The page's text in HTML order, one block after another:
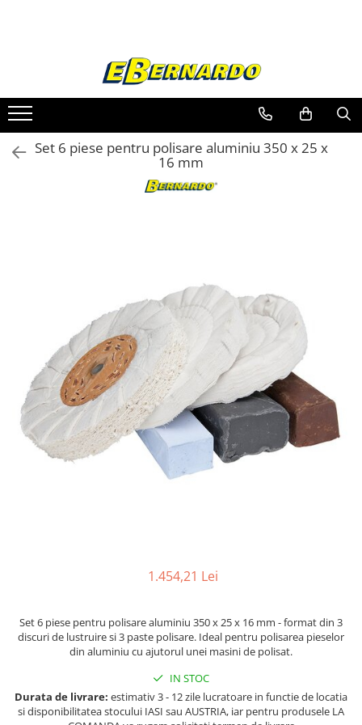
Prelucrare metal
Fierastraie pentru metal
Ferastraie mobile pentru metal
Fierastraie prelucrare metal
Ferastraie circulare pentru metal
Ferastraie metal cu banda si taiere
dubla semiautomate
Ferastraie prelucrare metal cu
banda si taiere dubla
Ferastraie verticale
Strunguri pentru metal
Strunguri CNC
Strunguri cu cutie de viteze
Strunguri cu surub de ghidare
Strunguri universale cu viteza
Masini de gaurit - Vario - cu masa
Masini de gaurit cu angrenaj, masa
si coloana
Masini de gaurit cu coloana
Set 6 piese pentru polisare aluminiu 350 x 25 x
16 mm
1.454,21 Lei
Set 6 piese pentru polisare aluminiu 350 x 25 x 16 mm - format din 3
discuri de lustruire si 3 paste polisare. Ideal pentru polisarea pieselor
din aluminiu cu ajutorul unei masini de polisat.
IN STOC
Durata de livrare: estimativ 3 - 12 zile lucratoare in functie de locatia
si disponibilitatea stocului IASI sau AUSTRIA, iar pentru produsele LA